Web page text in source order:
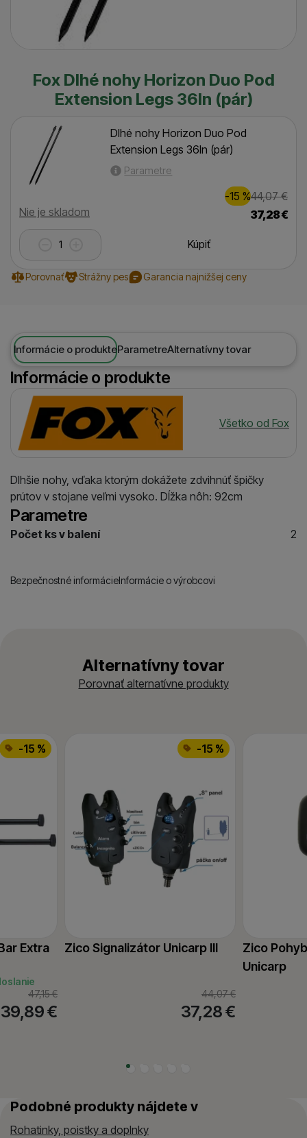
Fox Dlhé nohy Horizon Duo Pod
Extension Legs 36In (pár)
Dostupnosť
Nie je skladom
Dlhé nohy Horizon Duo Pod
Extension Legs 36In (pár)
Parametre
44,07€
Zľava
7,00€
(
-15 %
)
37,28€
Kúpiť
Porovnať Strážny pes Garancia najnižšej ceny
Informácie o produkteParametreAlternatívny tovar
Informácie o produkte
Výrobca
Všetko od Fox
Dlhšie nohy, vďaka ktorým dokážete zdvihnúť špičky
prútov v stojane veľmi vysoko. Dĺžka nôh: 92cm
Parametre
Počet ks v balení 2
Bezpečnostné informácieInformácie o výrobcovi
Alternatívny tovar
Porovnať alternatívne produkty
-15 %
Zico Signalizátor Unicarp III
44,07€
37,28€
Zico
Unicarp
-15 %
Extra
47,15€
€
Podobné produkty nájdete v
Rohatinky, poistky a doplnky